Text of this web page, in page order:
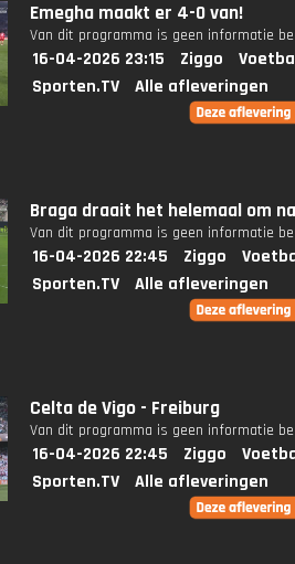
Emegha maakt er 4-0 van!
Van dit programma is geen informatie
16-04-2026 23:15 Ziggo
Sporten.TV
Alle afleveringen
Braga draait het helemaal om
Van dit programma is geen informatie
16-04-2026 22:45 Ziggo
Sporten.TV
Alle afleveringen
Celta de Vigo - Freiburg
Van dit programma is geen informatie
16-04-2026 22:45 Ziggo
Sporten.TV
Alle afleveringen